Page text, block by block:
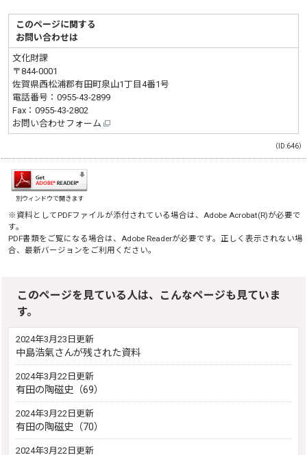
このページに関する
お問い合わせは
文化財課
〒844-0001
佐賀県西松浦郡有田町泉山1丁目4番1号
電話番号：0955-43-2899
Fax：0955-43-2802
お問い合わせフォーム
（ID:646）
別ウィンドウで開きます
※資料としてPDFファイルが添付されている場合は、Adobe Acrobat(R)が必要で
す。
PDF書類をご覧になる場合は、Adobe Readerが必要です。正しく表示されない場
合、最新バージョンをご利用ください。
このページを見ている人は、こんなページも見ていま
す。
2024年3月23日更新
中島浩氣さんが残された資料
2024年3月22日更新
有田の陶磁史（69）
2024年3月22日更新
有田の陶磁史（70）
2024年3月22日更新